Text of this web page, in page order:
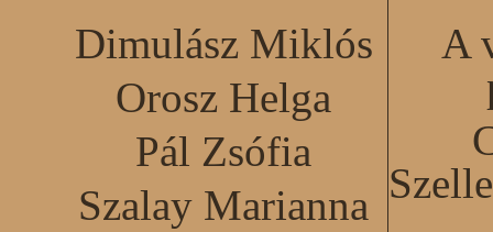
Dimulász Miklós
Orosz Helga
Pál Zsófia
Szalay Marianna
A